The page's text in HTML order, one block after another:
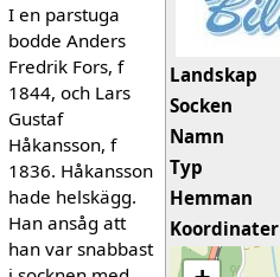
Landskap
Socken
Namn
Typ
Hemman
Koordinater
I en parstuga
bodde Anders
Fredrik Fors, f
1844, och Lars
Gustaf
Håkansson, f
1836. Håkansson
hade helskägg.
Han ansåg att
han var snabbast